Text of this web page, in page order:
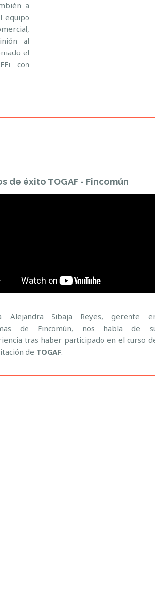
a
equipo
al
el
con
de éxito TOGAF - Fincomún
Alejandra Sibaja Reyes, gerente
de Fincomún, nos habla de
tras haber participado en el curso
de TOGAF.